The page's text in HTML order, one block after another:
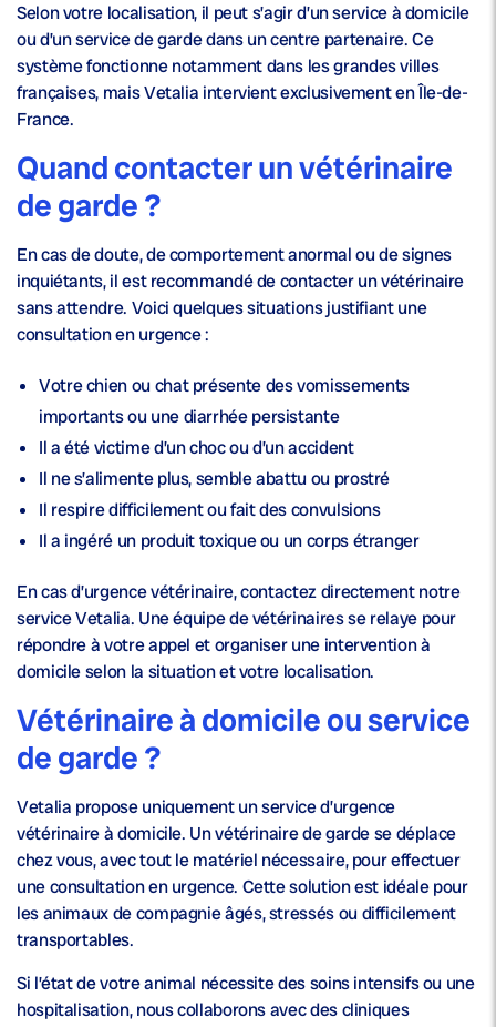
Selon votre localisation, il peut s’agir d’un service à domicile
ou d’un service de garde dans un centre partenaire. Ce
système fonctionne notamment dans les grandes villes
françaises, mais Vetalia intervient exclusivement en Île-de-
France.
Quand contacter un vétérinaire
de garde ?
En cas de doute, de comportement anormal ou de signes
inquiétants, il est recommandé de contacter un vétérinaire
sans attendre. Voici quelques situations justifiant une
consultation en urgence :
Votre chien ou chat présente des vomissements
importants ou une diarrhée persistante
Il a été victime d’un choc ou d’un accident
Il ne s’alimente plus, semble abattu ou prostré
Il respire difficilement ou fait des convulsions
Il a ingéré un produit toxique ou un corps étranger
En cas d’urgence vétérinaire, contactez directement notre
service Vetalia. Une équipe de vétérinaires se relaye pour
répondre à votre appel et organiser une intervention à
domicile selon la situation et votre localisation.
Vétérinaire à domicile ou service
de garde ?
Vetalia propose uniquement un service d’urgence
vétérinaire à domicile. Un vétérinaire de garde se déplace
chez vous, avec tout le matériel nécessaire, pour effectuer
une consultation en urgence. Cette solution est idéale pour
les animaux de compagnie âgés, stressés ou difficilement
transportables.
Si l’état de votre animal nécessite des soins intensifs ou une
hospitalisation, nous collaborons avec des cliniques